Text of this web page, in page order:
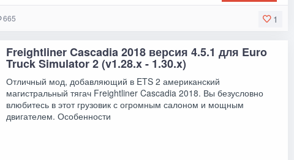
1
665
Freightliner Cascadia 2018 версия 4.5.1 для Euro
Truck Simulator 2 (v1.28.x - 1.30.x)
Отличный мод, добавляющий в ETS 2 американский
магистральный тягач Freightliner Cascadia 2018. Вы безусловно
влюбитесь в этот грузовик с огромным салоном и мощным
двигателем. Особенности